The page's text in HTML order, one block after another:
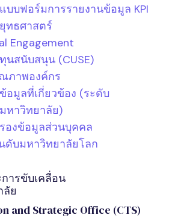
แบบฟอร์มการรายงานข้อมูล KPI
ยุทธศาสตร์
Engagement
ทุนสนับสนุน (CUSE)
ภาพองค์กร
ข้อมูลที่เกี่ยวข้อง (ระดับ
มหาวิทยาลัย)
องข้อมูลส่วนบุคคล
ดับมหาวิทยาลัยโลก
ารขับเคลื่อน
ย
and Strategic Office (CTS)